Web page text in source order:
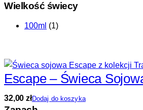
Wielkość świecy
100ml (1)
Escape – Świeca
32,00złDodaj do koszyka